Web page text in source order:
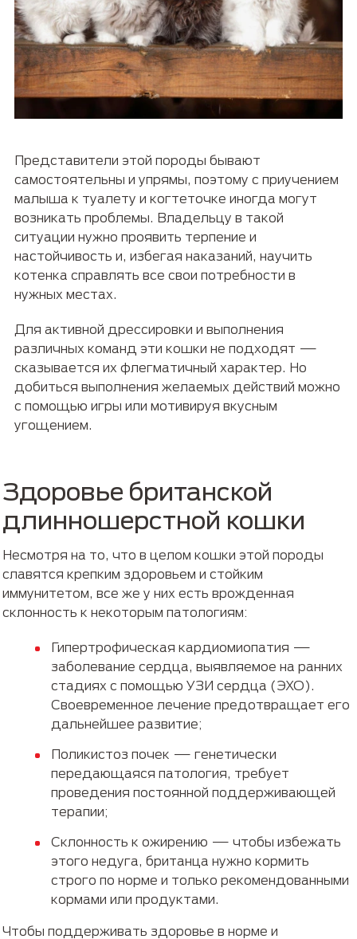
Представители этой породы бывают
самостоятельны и упрямы, поэтому с приучением
малыша к туалету и когтеточке иногда могут
возникать проблемы. Владельцу в такой
ситуации нужно проявить терпение и
настойчивость и, избегая наказаний, научить
котенка справлять все свои потребности в
нужных местах.
Для активной дрессировки и выполнения
различных команд эти кошки не подходят —
сказывается их флегматичный характер. Но
добиться выполнения желаемых действий можно
с помощью игры или мотивируя вкусным
угощением.
Здоровье британской
длинношерстной кошки
Несмотря на то, что в целом кошки этой породы
славятся крепким здоровьем и стойким
иммунитетом, все же у них есть врожденная
склонность к некоторым патологиям:
Гипертрофическая кардиомиопатия —
заболевание сердца, выявляемое на ранних
стадиях с помощью УЗИ сердца (ЭХО).
Своевременное лечение предотвращает его
дальнейшее развитие;
Поликистоз почек — генетически
передающаяся патология, требует
проведения постоянной поддерживающей
терапии;
Склонность к ожирению — чтобы избежать
этого недуга, британца нужно кормить
строго по норме и только рекомендованными
кормами или продуктами.
Чтобы поддерживать здоровье в норме и